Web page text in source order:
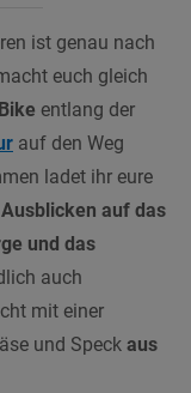
ist genau nach
euch gleich
entlang der
auf den Weg
ladet ihr eure
Ausblicken auf das
und das
auch
mit einer
und Speck aus